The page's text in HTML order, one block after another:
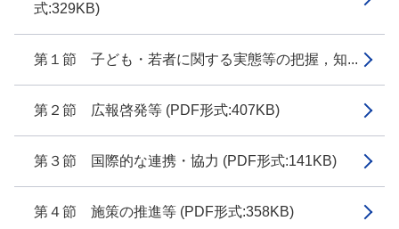
式:329KB)
第１節 子ども・若者に関する実態等の把握，知...
第２節 広報啓発等 (PDF形式:407KB)
第３節 国際的な連携・協力 (PDF形式:141KB)
第４節 施策の推進等 (PDF形式:358KB)